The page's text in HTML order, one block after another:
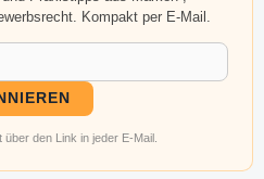
Kompakt per E-Mail.
den Link in jeder E-Mail.